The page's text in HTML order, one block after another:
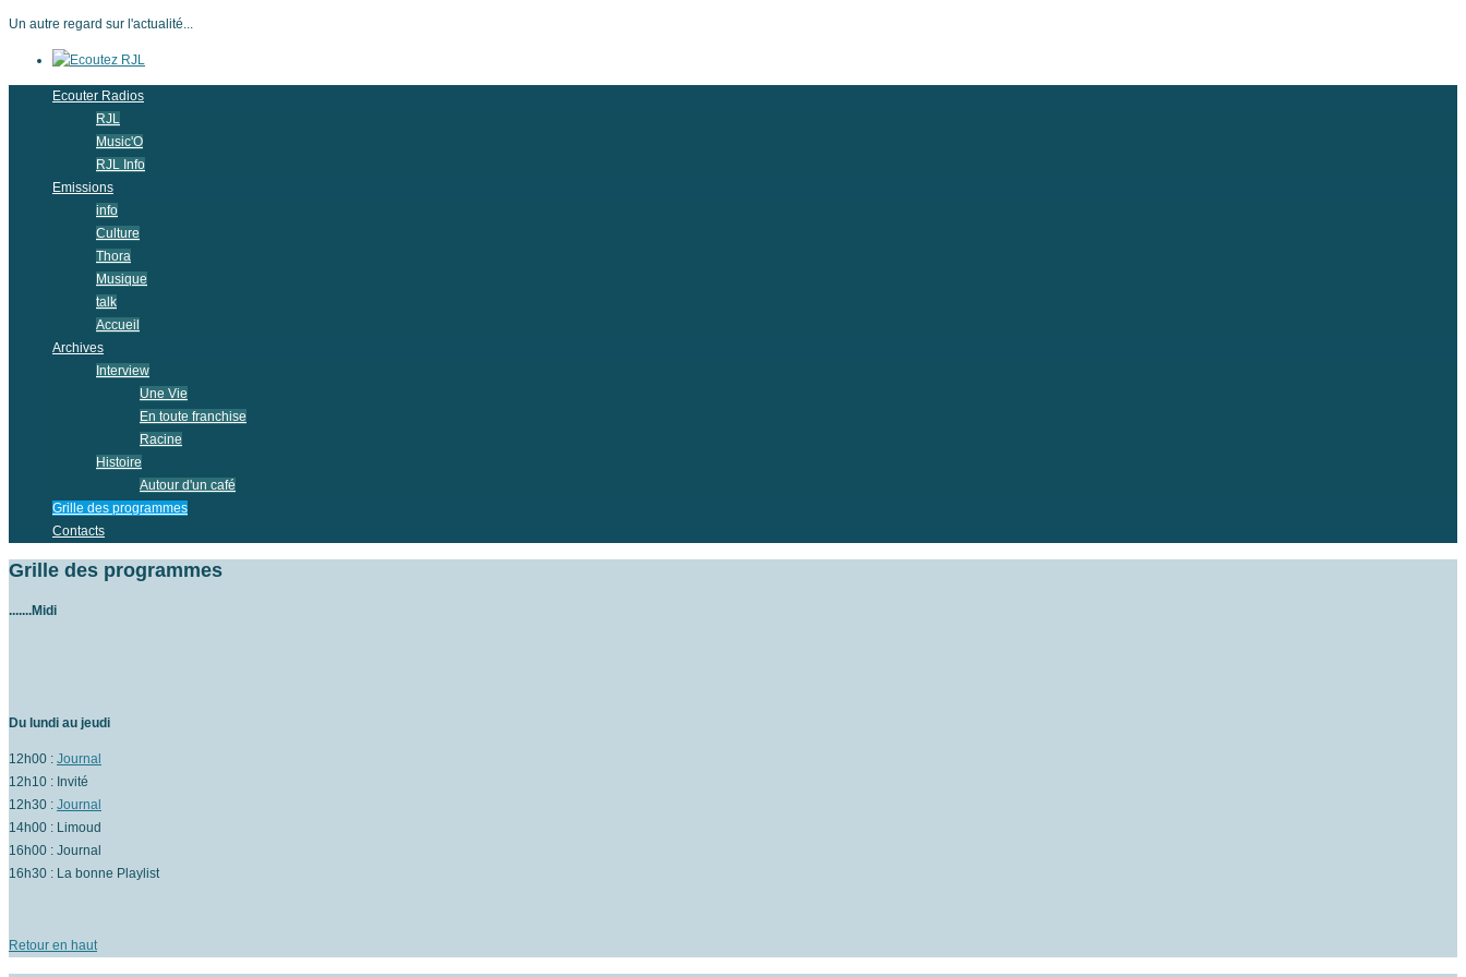
Un autre regard sur l'actualité...
Ecouter Radios
RJL
Music'O
RJL Info
Emissions
info
Culture
Thora
Musique
talk
Accueil
Archives
Interview
Une Vie
En toute franchise
Racine
Histoire
Autour d'un café
Grille des programmes
Contacts
Grille des programmes
.......Midi
Du lundi au jeudi
12h00 : Journal
12h10 : Invité
12h30 : Journal
14h00 : Limoud
16h00 : Journal
16h30 : La bonne Playlist
Retour en haut